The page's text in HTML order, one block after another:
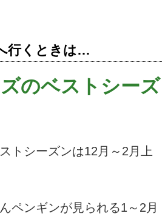
行くときは…
のベストシーズ
トシーズンは12月～2月上
ペンギンが見られる1～2月